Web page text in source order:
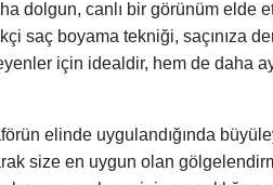
dolgun, canlı bir görünüm elde
saç boyama tekniği, saçınıza
için idealdir, hem de daha
elinde uygulandığında
size en uygun olan